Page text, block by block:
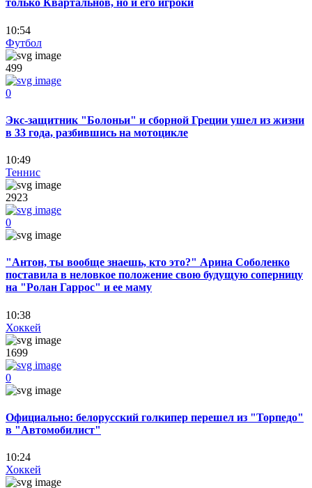
только Квартальнов, но и его игроки
10:54
Футбол
499
0
Экс-защитник "Болоньи" и сборной Греции ушел из жизни
в 33 года, разбившись на мотоцикле
10:49
Теннис
2923
0
"Антон, ты вообще знаешь, кто это?" Арина Соболенко
поставила в неловкое положение свою будущую соперницу
на "Ролан Гаррос" и ее маму
10:38
Хоккей
1699
0
Официально: белорусский голкипер перешел из "Торпедо"
в "Автомобилист"
10:24
Хоккей